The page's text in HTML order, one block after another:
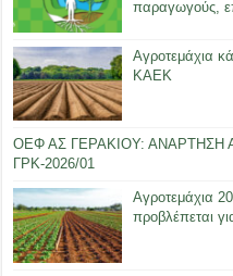
παραγωγούς,
Αγροτεμάχια
ΚΑΕΚ
ΟΕΦ ΑΣ ΓΕΡΑΚΙΟΥ:
ΓΡΚ-2026/01
Αγροτεμάχια
προβλέπεται